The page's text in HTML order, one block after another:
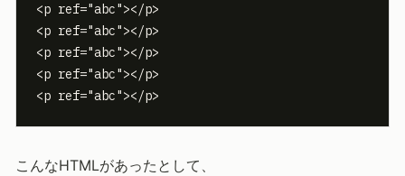
<p ref="abc"></p>
<p ref="abc"></p>
<p ref="abc"></p>
<p ref="abc"></p>
<p ref="abc"></p>
こんなHTMLがあったとして、